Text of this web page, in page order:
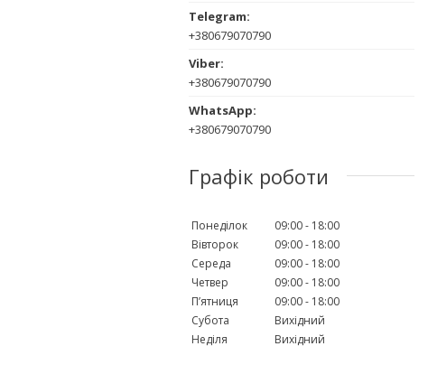
+380679070790
+380679070790
+380679070790
Графік роботи
Понеділок 09:00
18:00
Вівторок
09:00
18:00
Середа
09:00
18:00
Четвер
09:00
18:00
Пʼятниця
09:00
18:00
Субота
Вихідний
Неділя
Вихідний